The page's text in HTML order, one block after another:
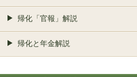
帰化「官報」解説
帰化と年金解説